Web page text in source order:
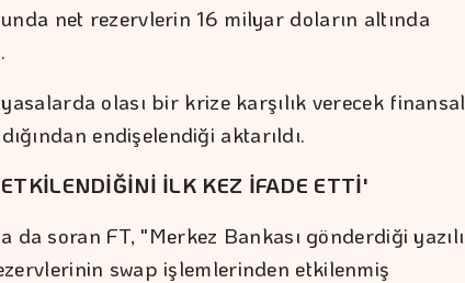
net rezervlerin 16 milyar doların altında
olası bir krize karşılık verecek finansal
endişelendiği aktarıldı.
İLK KEZ İFADE ETTİ'
da soran FT, "Merkez Bankası gönderdiği yazılı
swap işlemlerinden etkilenmiş